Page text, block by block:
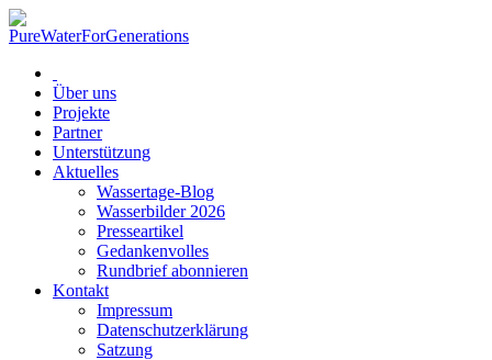
Über uns
Projekte
Partner
Unterstützung
Aktuelles
Wassertage-Blog
Wasserbilder 2026
Presseartikel
Gedankenvolles
Rundbrief abonnieren
Kontakt
Impressum
Datenschutzerklärung
Satzung